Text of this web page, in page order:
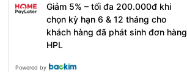
Giảm 5% – tối đa 200.000đ khi
chọn kỳ hạn 6 & 12 tháng cho
khách hàng đã phát sinh đơn hàng
HPL
Powered by